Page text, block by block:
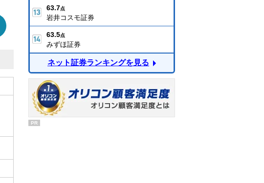
63.7点
岩井コスモ証券
63.5点
みずほ証券
ネット証券ランキングを見る
PR